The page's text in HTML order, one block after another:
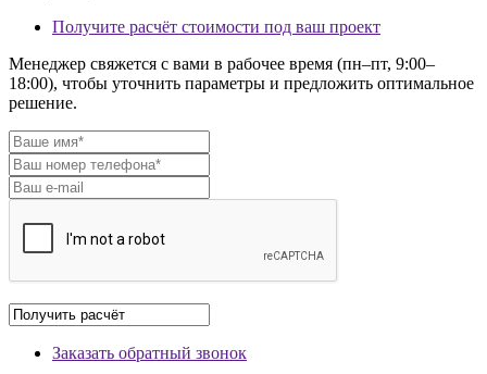
Получите расчёт стоимости под ваш проект
Менеджер свяжется с вами в рабочее время (пн–пт, 9:00–
18:00), чтобы уточнить параметры и предложить оптимальное
решение.
Заказать обратный звонок